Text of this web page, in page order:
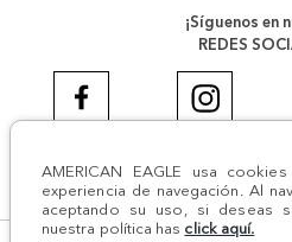
AMERICAN EAGLE usa
experiencia de navegación. Al
aceptando su uso, si deseas
nuestra política has click aquí.
¡Síguenos en
REDES
#AEJEANS